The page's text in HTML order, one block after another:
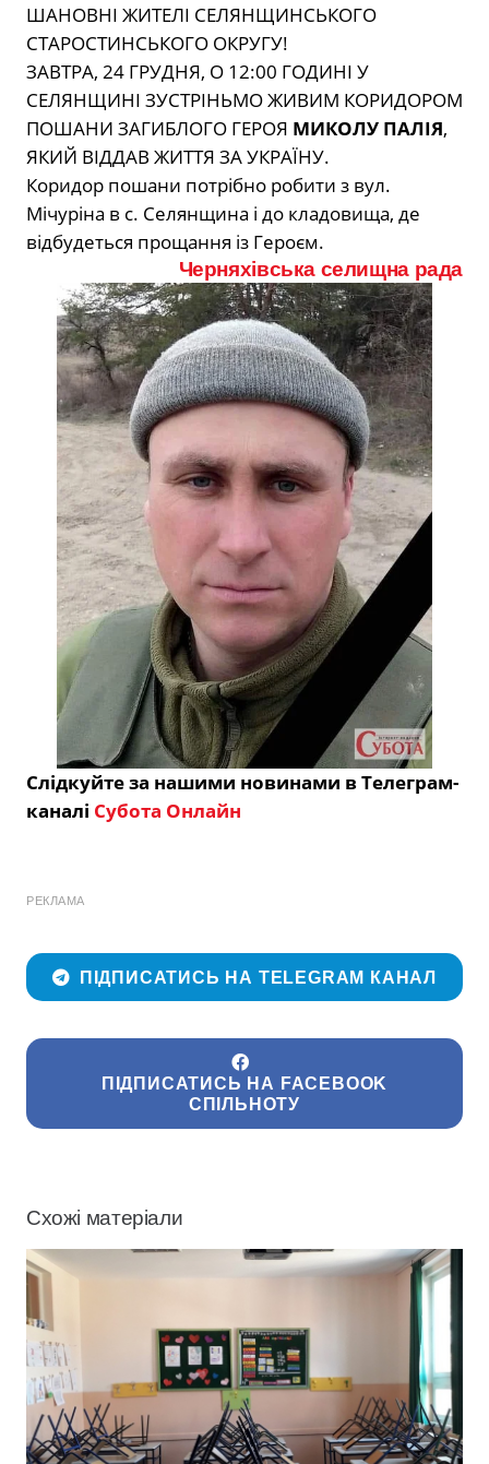
ШАНОВНІ ЖИТЕЛІ СЕЛЯНЩИНСЬКОГО
СТАРОСТИНСЬКОГО ОКРУГУ!
ЗАВТРА, 24 ГРУДНЯ, О 12:00 ГОДИНІ У
СЕЛЯНЩИНІ ЗУСТРІНЬМО ЖИВИМ КОРИДОРОМ
ПОШАНИ ЗАГИБЛОГО ГЕРОЯ МИКОЛУ ПАЛІЯ,
ЯКИЙ ВІДДАВ ЖИТТЯ ЗА УКРАЇНУ.
Коридор пошани потрібно робити з вул.
Мічуріна в с. Селянщина і до кладовища, де
відбудеться прощання із Героєм.
Черняхівська селищна рада
Слідкуйте за нашими новинами в Телеграм-
каналі Субота Онлайн
РЕКЛАМА
ПІДПИСАТИСЬ НА TELEGRAM КАНАЛ
ПІДПИСАТИСЬ НА FACEBOOK
СПІЛЬНОТУ
Схожі матеріали